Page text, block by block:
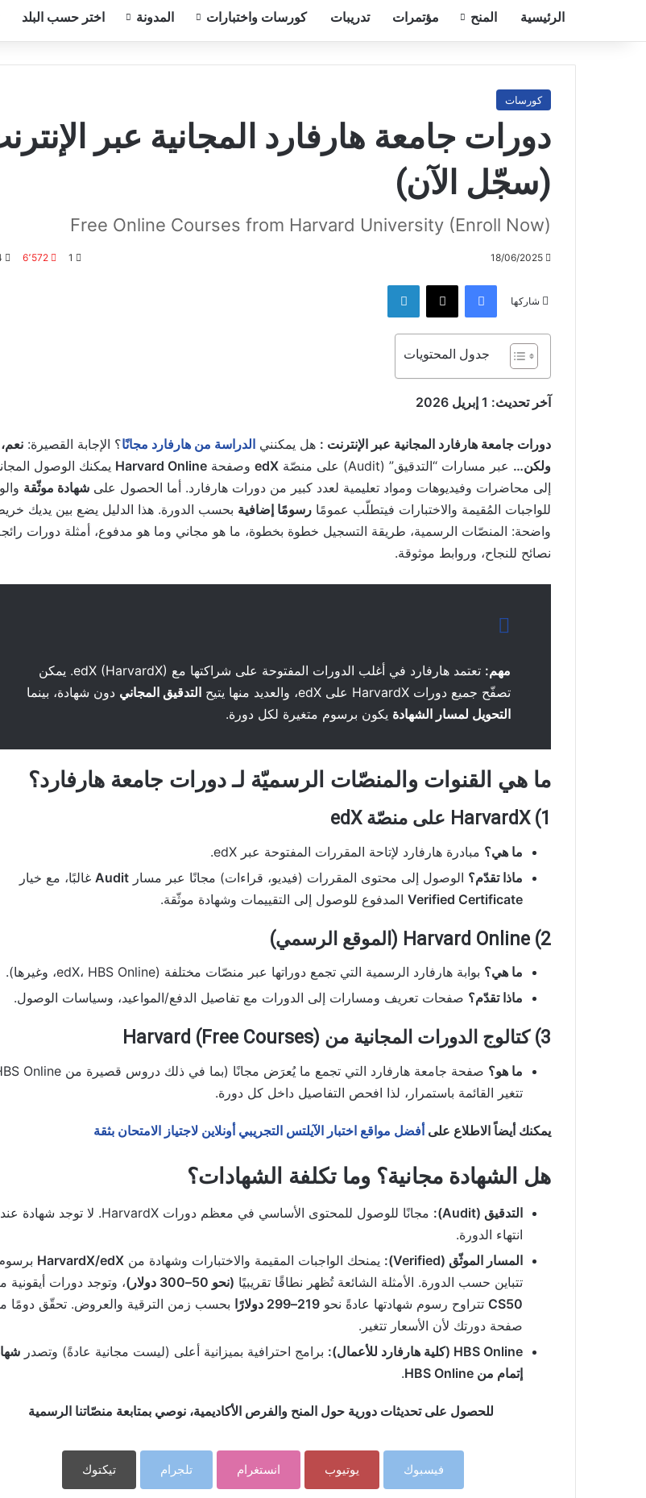
الرئيسية المنح مؤتمرات تدريبات كورسات واختبارات المدونة اختر حسب البلد
كورسات
دورات جامعة هارفارد المجانية عبر
(سجّل الآن)
Free Online Courses from Harvard University (Enroll Now)
18/06/2025
1 6٬572
شاركها
فيسبوك ‫X لينكدإن
جدول المحتويات
آخر تحديث: 1 إبريل 2026
دورات جامعة هارفارد المجانية عبر الإنترنت : هل يمكنني الدراسة من هارفارد مجانًا؟ الإجابة القصيرة: نعم،
ولكن… عبر مسارات “التدقيق” (Audit) على منصّة edX وصفحة Harvard Online يمكنك الوصول
إلى محاضرات وفيديوهات ومواد تعليمية لعدد كبير من دورات هارفارد. أما الحصول على شهادة موثّقة
للواجبات المُقيمة والاختبارات فيتطلّب عمومًا رسومًا إضافية بحسب الدورة. هذا الدليل يضع بين يديك
واضحة: المنصّات الرسمية، طريقة التسجيل خطوة بخطوة، ما هو مجاني وما هو مدفوع، أمثلة دورات
نصائح للنجاح، وروابط موثوقة.
مهم:
تعتمد هارفارد في أغلب الدورات المفتوحة على شراكتها مع edX (HarvardX). يمكن
تصفّح جميع دورات HarvardX على edX، والعديد منها يتيح
التدقيق المجاني دون شهادة، بينما
التحويل لمسار الشهادة يكون برسوم متغيرة لكل دورة.
ما هي القنوات والمنصّات الرسميّة لـ دورات جامعة هارفارد؟
1) HarvardX على منصّة edX
ما هي؟ مبادرة هارفارد لإتاحة المقررات المفتوحة عبر edX.
ماذا تقدّم؟ الوصول إلى محتوى المقررات (فيديو، قراءات) مجانًا عبر مسار Audit غالبًا، مع خيار
Verified Certificate المدفوع للوصول إلى التقييمات وشهادة موثّقة.
2) Harvard Online (الموقع الرسمي)
ما هي؟ بوابة هارفارد الرسمية التي تجمع دوراتها عبر منصّات مختلفة (edX، HBS Online، وغيرها).
ماذا تقدّم؟ صفحات تعريف ومسارات إلى الدورات مع تفاصيل الدفع/المواعيد، وسياسات الوصول.
3) كتالوج الدورات المجانية من Harvard (Free Courses)
ما هو؟
تتغير القائمة باستمرار، لذا افحص التفاصيل داخل كل دورة.
يمكنك أيضاً الاطلاع علىأفضل مواقع اختبار الآيلتس التجريبي أونلاين لاجتياز الامتحان بثقة
هل الشهادة مجانية؟ وما تكلفة الشهادات؟
التدقيق (Audit):
مجانًا للوصول للمحتوى الأساسي في معظم دورات HarvardX. لا توجد شهادة عند
انتهاء الدورة.
المسار الموثّق (Verified):
يمنحك الواجبات المقيمة والاختبارات وشهادة من HarvardX/edX
تتباين حسب الدورة. الأمثلة الشائعة تُظهر نطاقًا تقريبيًا (نحو 50–300 دولار)
، وتوجد دورات أيقونية
CS50 تتراوح رسوم شهادتها عادةً نحو 219–299 دولارًا
بحسب زمن الترقية والعروض. تحقّق دومًا
صفحة دورتك لأن الأسعار تتغير.
HBS Online (كلية هارفارد للأعمال):
برامج احترافية بميزانية أعلى (ليست مجانية عادةً) وتصدر
إتمام من HBS Online
.
للحصول على تحديثات دورية حول المنح والفرص الأكاديمية، نوصي بمتابعة منصّاتنا الرسمية
فيسبوك يوتيوب انستغرام تلجرام تيكتوك